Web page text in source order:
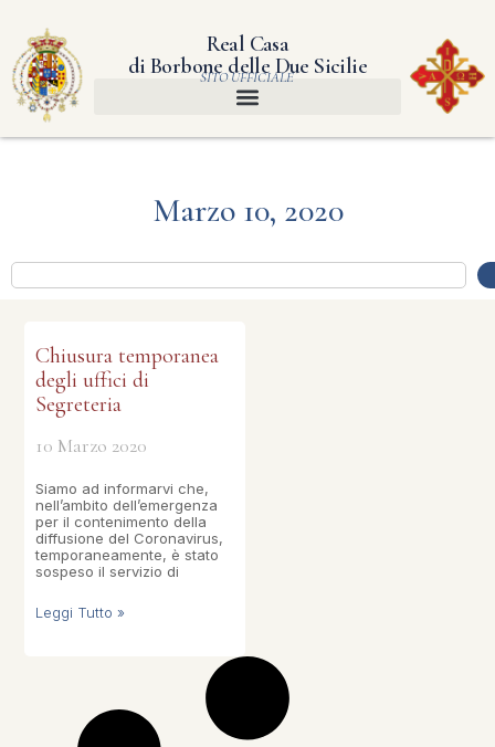
Real Casa
di Borbone delle Due Sicilie
SITO UFFICIALE
Marzo 10, 2020
Chiusura temporanea
degli uffici di
Segreteria
10 Marzo 2020
Siamo ad informarvi che,
nell’ambito dell’emergenza
per il contenimento della
diffusione del Coronavirus,
temporaneamente, è stato
sospeso il servizio di
Leggi Tutto »